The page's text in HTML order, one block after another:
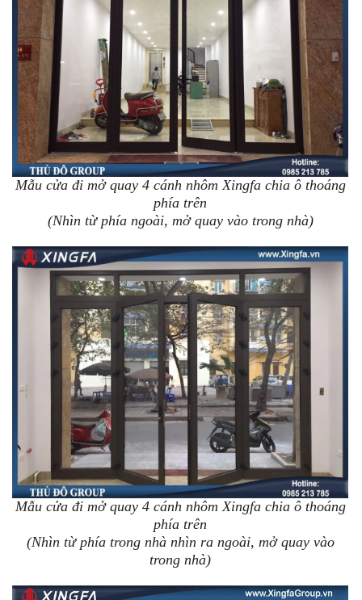
Mẫu cửa đi mở quay 4 cánh nhôm Xingfa chia ô thoáng
phía trên
(Nhìn từ phía ngoài, mở quay vào trong nhà)
Mẫu cửa đi mở quay 4 cánh nhôm Xingfa chia ô thoáng
phía trên
(Nhìn từ phía trong nhà nhìn ra ngoài, mở quay vào
trong nhà)